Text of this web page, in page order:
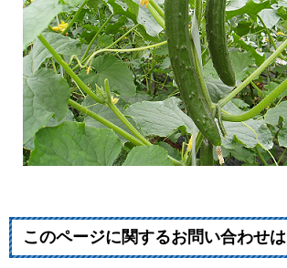
このページに関するお問い合わせは